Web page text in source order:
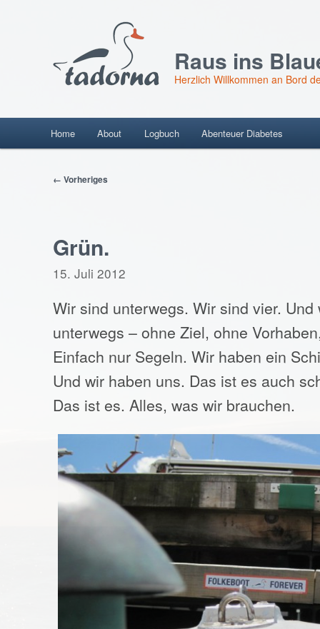
Raus ins
Herzlich Willkommen an Bord
Skip
Home About Logbuch Abenteuer Diabetes
Beitragsnavigation
← Vorheriges
Grün.
15. Juli 2012
Wir sind unterwegs. Wir sind vier.
unterwegs – ohne Ziel, ohne
Einfach nur Segeln. Wir haben ein
Und wir haben uns. Das ist es auch
Das ist es. Alles, was wir brauchen.